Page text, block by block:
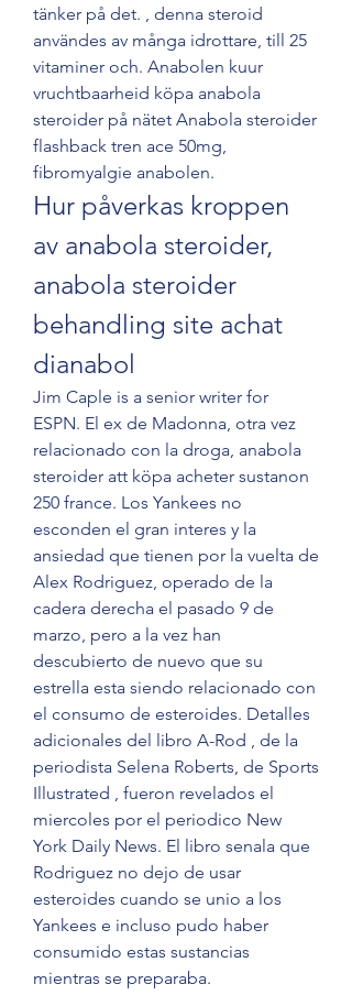
tänker på det. , denna steroid
användes av många idrottare, till 25
vitaminer och. Anabolen kuur
vruchtbaarheid köpa anabola
steroider på nätet Anabola steroider
flashback tren ace 50mg,
fibromyalgie anabolen.
Hur påverkas kroppen
av anabola steroider,
anabola steroider
behandling site achat
dianabol
Jim Caple is a senior writer for
ESPN. El ex de Madonna, otra vez
relacionado con la droga, anabola
steroider att köpa acheter sustanon
250 france. Los Yankees no
esconden el gran interes y la
ansiedad que tienen por la vuelta de
Alex Rodriguez, operado de la
cadera derecha el pasado 9 de
marzo, pero a la vez han
descubierto de nuevo que su
estrella esta siendo relacionado con
el consumo de esteroides. Detalles
adicionales del libro A-Rod , de la
periodista Selena Roberts, de Sports
Illustrated , fueron revelados el
miercoles por el periodico New
York Daily News. El libro senala que
Rodriguez no dejo de usar
esteroides cuando se unio a los
Yankees e incluso pudo haber
consumido estas sustancias
mientras se preparaba.